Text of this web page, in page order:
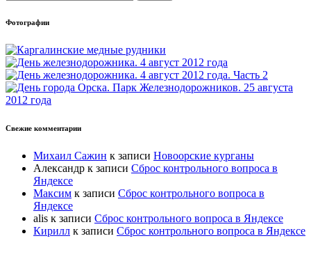
Фотографии
Свежие комментарии
Михаил Сажин к записи Новоорские курганы
Александр к записи Сброс контрольного вопроса в
Яндексе
Максим к записи Сброс контрольного вопроса в
Яндексе
alis к записи Сброс контрольного вопроса в Яндексе
Кирилл к записи Сброс контрольного вопроса в Яндексе